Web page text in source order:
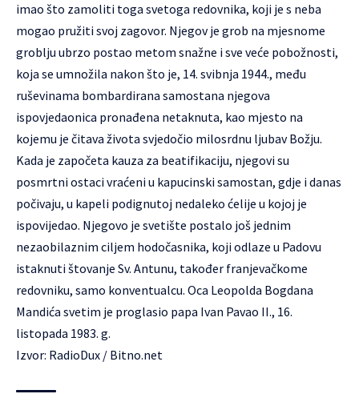
imao što zamoliti toga svetoga redovnika, koji je s neba
mogao pružiti svoj zagovor. Njegov je grob na mjesnome
groblju ubrzo postao metom snažne i sve veće pobožnosti,
koja se umnožila nakon što je, 14. svibnja 1944., među
ruševinama bombardirana samostana njegova
ispovjedaonica pronađena netaknuta, kao mjesto na
kojemu je čitava života svjedočio milosrdnu ljubav Božju.
Kada je započeta kauza za beatifikaciju, njegovi su
posmrtni ostaci vraćeni u kapucinski samostan, gdje i danas
počivaju, u kapeli podignutoj nedaleko ćelije u kojoj je
ispovijedao. Njegovo je svetište postalo još jednim
nezaobilaznim ciljem hodočasnika, koji odlaze u Padovu
istaknuti štovanje Sv. Antunu, također franjevačkome
redovniku, samo konventualcu. Oca Leopolda Bogdana
Mandića svetim je proglasio papa Ivan Pavao II., 16.
listopada 1983. g.
Izvor: RadioDux / Bitno.net